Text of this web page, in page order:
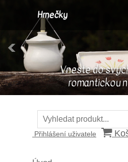
Vneste do
romantickou
Hrnečky
Přihlášení uživatele